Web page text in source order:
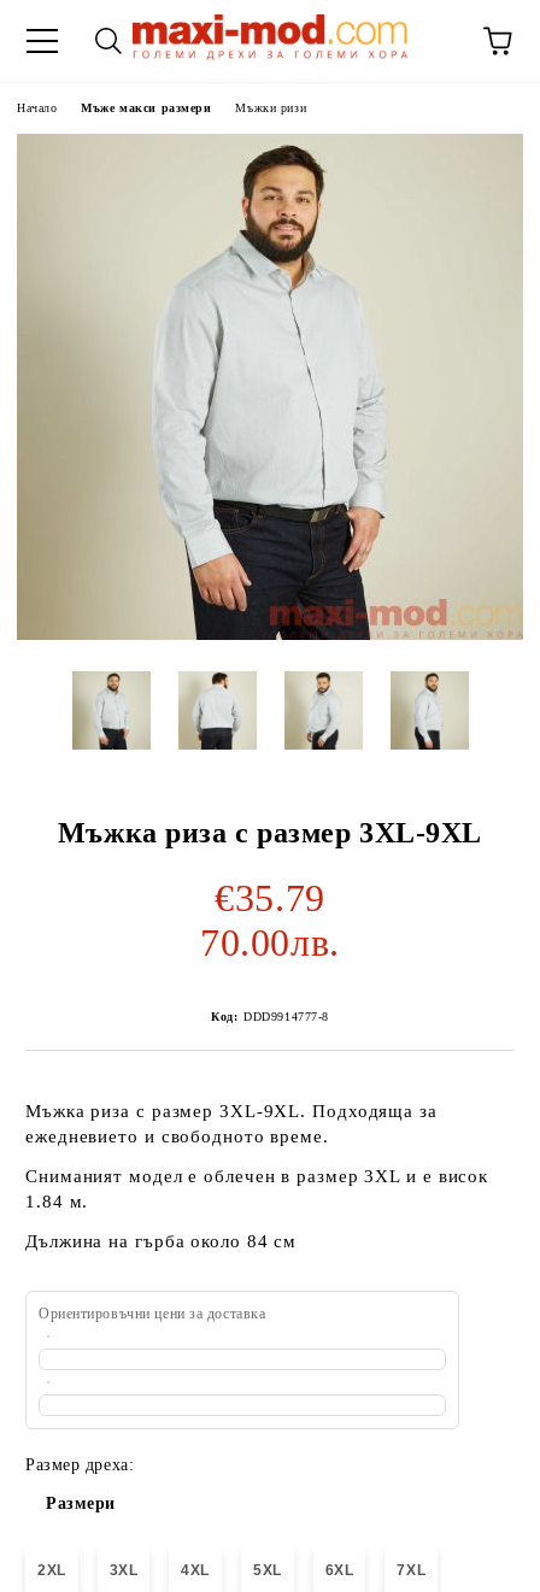
Начало Мъже макси размери Мъжки ризи
Мъжка риза с размер 3XL-9XL
€35.79
70.00лв.
Код: DDD9914777-8
Мъжка риза с размер 3XL-9XL. Подходяща за
ежедневието и свободното време.
Сниманият модел е облечен в размер 3XL и е висок
1.84 м.
Дължина на гърба около 84 см
Ориентировъчни цени за доставка
Размер дреха:
Размери
2XL 3XL 4XL 5XL 6XL 7XL